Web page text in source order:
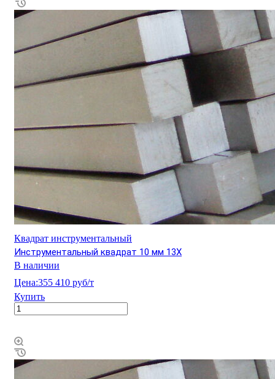
Квадрат инструментальный
Инструментальный квадрат 10 мм 13Х
В наличии
Цена:355 410 руб/т
Купить